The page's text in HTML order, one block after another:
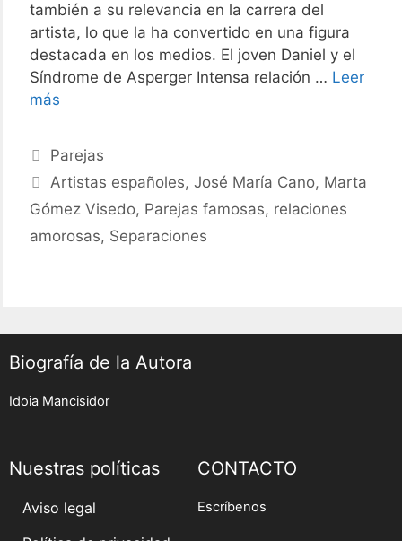
también a su relevancia en la carrera del
artista, lo que la ha convertido en una figura
destacada en los medios. El joven Daniel y el
Síndrome de Asperger Intensa relación … Leer
más
de
Marta
Gómez
Visedo
Cano
Categories
Parejas
Tags
Artistas españoles,José María Cano, Marta
Gómez Visedo, Parejas famosas, relaciones
amorosas, Separaciones
Biografía de la Autora
Idoia Mancisidor
Nuestras políticas
Aviso legal
CONTACTO
Escríbenos